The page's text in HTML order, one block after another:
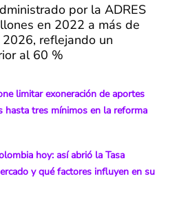
por la ADRES
en 2022 a más de
reflejando un
al 60 %
limitar exoneración de aportes
hasta tres mínimos en la reforma
hoy: así abrió la Tasa
y qué factores influyen en su